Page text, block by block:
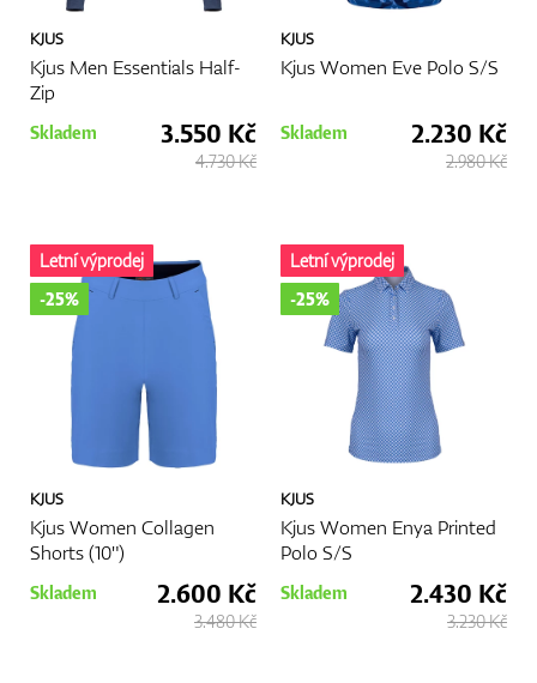
KJUS
Kjus Men Essentials Half-
Zip
Skladem 3.550 Kč
4.730 Kč
KJUS
Kjus Women Eve Polo S/S
Skladem 2.230 Kč
2.980 Kč
KJUS
Kjus Women Collagen
Shorts (10")
Letní výprodej
-25%
Skladem 2.600 Kč
3.480 Kč
KJUS
Kjus Women Enya Printed
Polo S/S
Letní výprodej
-25%
Skladem 2.430 Kč
3.230 Kč